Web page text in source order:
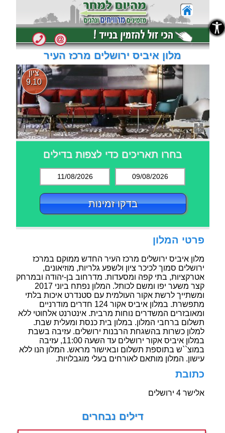
מלון איביס ירושלים מרכז העיר
ציון
9.10
בחרו תאריכים כדי לצפות בדילים
11/08/2026 09/08/2026
בדקו זמינות
פרטי המלון
מלון איביס ירושלים מרכז העיר החדש ממוקם במרכז
ירושלים סמוך לכיכר ציון ולשפע גלריות, מוזיאונים,
אטרקציות, בתי קפה ומסעדות. מדרחוב בן-יהודה ובמרחק
קצר משער יפו ומשם לכותל. המלון נפתח ביוני 2017
ומשתייך לרשת אקור העולמית עם סטנדרט איכות בלתי
מתפשרת. במלון איביס אקור 124 חדרים מודרניים
ומאובזרים המשדרים נוחות מרבית. אינטרנט אלחוטי ללא
תשלום ברחבי המלון. במלון בית כנסת ומעלית שבת.
למלון כשרות בהשגחת הרבנות ירושלים. עזיבה בשבת
במלון איביס אקור ירושלים עד השעה 11:00, עזיבה
במוצ``ש בתוספת תשלום ובאישור מראש. המלון הנו ללא
עישון. המלון מותאם לאורחים בעלי מוגבלויות.
כתובת
אלישר 4 ירושלים
דילים נבחרים
נגישות
נגישות